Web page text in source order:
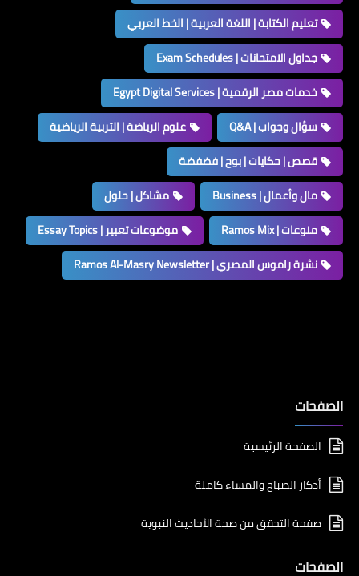
تعليم الكتابة | اللغة العربية | الخط العربي
جداول الامتحانات | Exam Schedules
خدمات مصر الرقمية | Egypt Digital Services
سؤال وجواب | Q&A
علوم الرياضة | التربية الرياضية
قصص | حكايات | بوح | فضفضة
مال وأعمال | Business
مشاكل | حلول
منوعات | Ramos Mix
موضوعات تعبير | Essay Topics
نشرة راموس المصري | Ramos Al-Masry Newsletter
الصفحات
الصفحة الرئيسية
أذكار الصباح والمساء كاملة
صفحة التحقق من صحة الأحاديث النبوية
الصفحات